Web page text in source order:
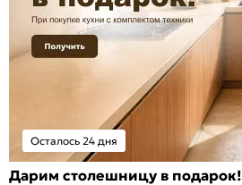
Осталось 24 дня
Дарим столешницу в подарок!